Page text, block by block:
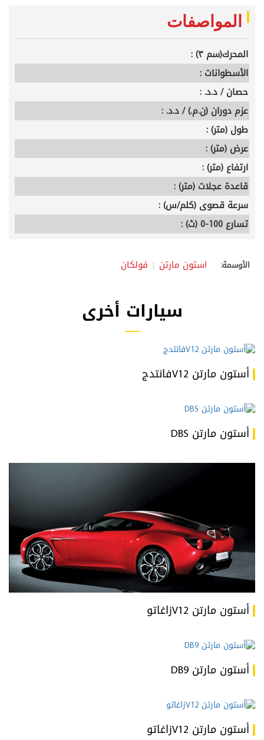
المواصفات
المحرك(سم ٣) :
الأسطوانات :
حصان / د.د. :
عزم دوران (ن.م.) / د.د. :
طول (متر) :
عرض (متر) :
ارتفاع (متر) :
قاعدة عجلات (متر) :
سرعة قصوى (كلم/س) :
تسارع 100-0 (ث) :
الأوسمة: استون مارتن فولكان
سيارات أخرى
أستون مارتن V12فانتدج
أستون مارتن DBS
أستون مارتن V12زاغاتو
أستون مارتن DB9
أستون مارتن V12زاغاتو